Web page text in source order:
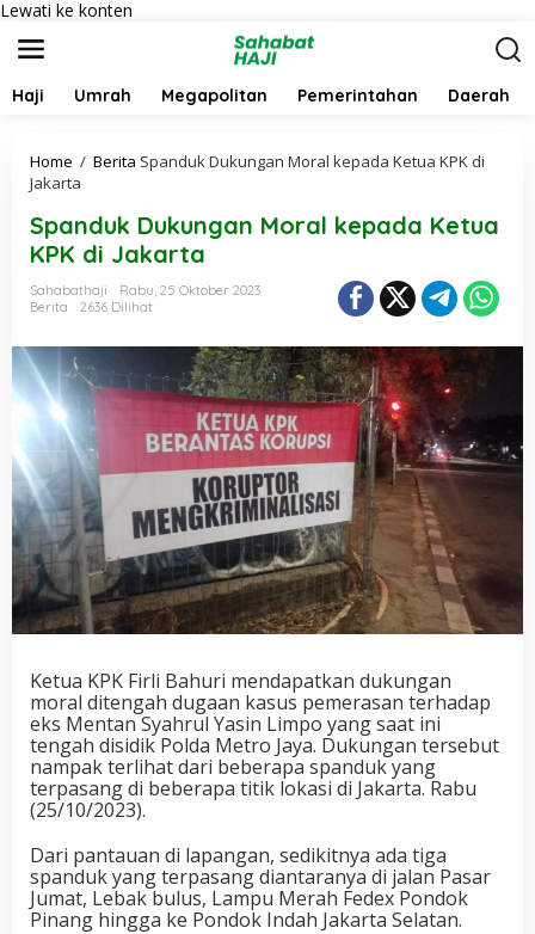
Lewati ke konten
Haji Umrah Megapolitan Pemerintahan Daerah
Home / Berita Spanduk Dukungan Moral kepada Ketua KPK di
Jakarta
Spanduk Dukungan Moral kepada Ketua
KPK di Jakarta
Sahabathaji
Rabu, 25 Oktober 2023
Berita
2636 Dilihat
Ketua KPK Firli Bahuri mendapatkan dukungan
moral ditengah dugaan kasus pemerasan terhadap
eks Mentan Syahrul Yasin Limpo yang saat ini
tengah disidik Polda Metro Jaya. Dukungan tersebut
nampak terlihat dari beberapa spanduk yang
terpasang di beberapa titik lokasi di Jakarta. Rabu
(25/10/2023).
Dari pantauan di lapangan, sedikitnya ada tiga
spanduk yang terpasang diantaranya di jalan Pasar
Jumat, Lebak bulus, Lampu Merah Fedex Pondok
Pinang hingga ke Pondok Indah Jakarta Selatan.